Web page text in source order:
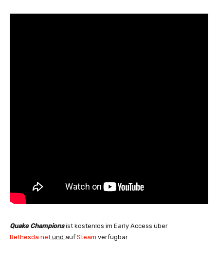
Quake Championsist kostenlos im Early Access über
Bethesda.net und auf Steam verfügbar.